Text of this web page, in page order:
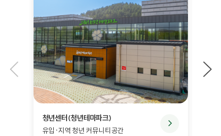
청년센터(청년테마파크)
유입·지역 청년 커뮤니티공간